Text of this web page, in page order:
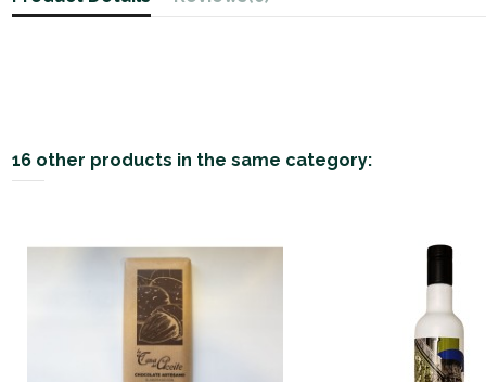
16 other products in the same category: